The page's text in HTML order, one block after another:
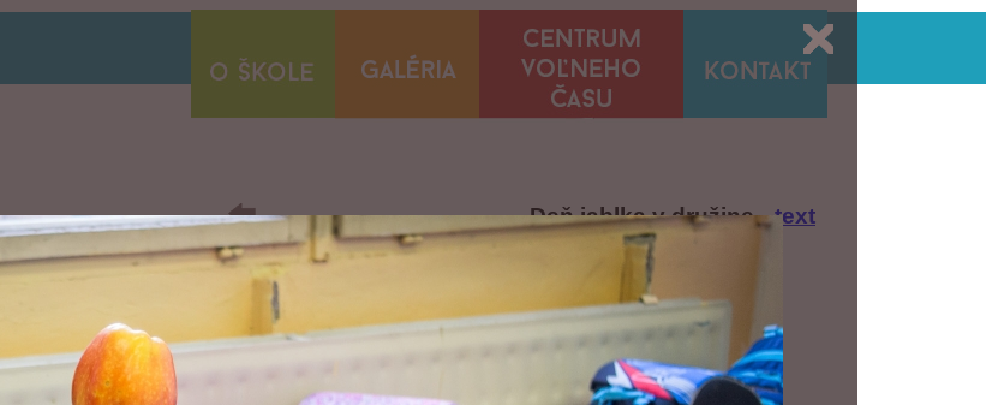
Deň jablka v družine--text